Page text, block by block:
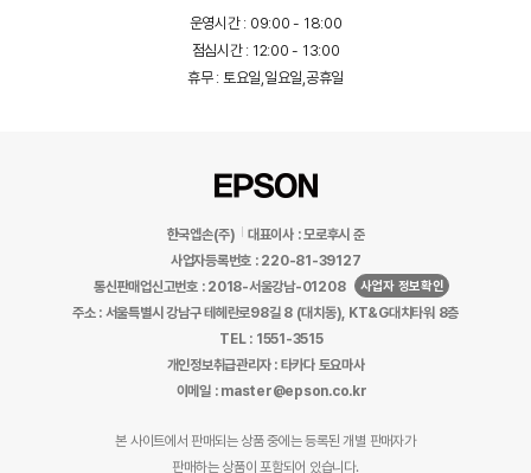
운영시간 : 09:00 - 18:00
점심시간 : 12:00 - 13:00
휴무 : 토요일,일요일,공휴일
한국엡손(주)
대표이사 : 모로후시 준
사업자등록번호 : 220-81-39127
통신판매업신고번호 : 2018-서울강남-01208
사업자 정보확인
주소 : 서울특별시 강남구 테헤란로98길 8 (대치동), KT&G대치타워 8층
TEL : 1551-3515
개인정보취급관리자 : 타카다 토요마사
이메일 : master@epson.co.kr
본 사이트에서 판매되는 상품 중에는 등록된 개별 판매자가
판매하는 상품이 포함되어 있습니다.